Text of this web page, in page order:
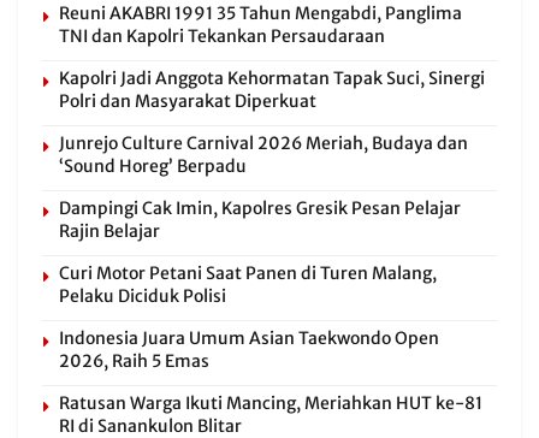
Reuni AKABRI 1991 35 Tahun Mengabdi, Panglima
TNI dan Kapolri Tekankan Persaudaraan
Kapolri Jadi Anggota Kehormatan Tapak Suci, Sinergi
Polri dan Masyarakat Diperkuat
Junrejo Culture Carnival 2026 Meriah, Budaya dan
‘Sound Horeg’ Berpadu
Dampingi Cak Imin, Kapolres Gresik Pesan Pelajar
Rajin Belajar
Curi Motor Petani Saat Panen di Turen Malang,
Pelaku Diciduk Polisi
Indonesia Juara Umum Asian Taekwondo Open
2026, Raih 5 Emas
Ratusan Warga Ikuti Mancing, Meriahkan HUT ke-81
RI di Sanankulon Blitar